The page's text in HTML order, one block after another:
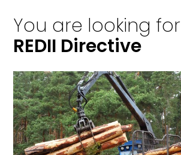
You are looking for
REDII Directive